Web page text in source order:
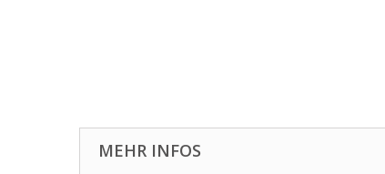
MEHR INFOS